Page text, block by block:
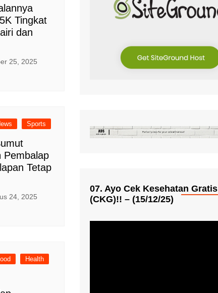
Tingkat
dan
25, 2025
Sports
Pembalap
Tetap
24, 2025
Health
07. Ayo Cek Kesehatan Gratis
(CKG)!! – (15/12/25)